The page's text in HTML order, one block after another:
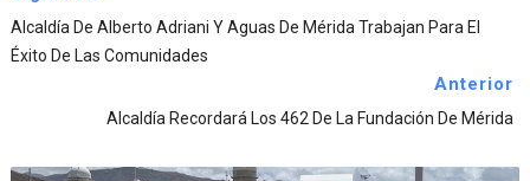
Alcaldía De Alberto Adriani Y Aguas De Mérida Trabajan Para El
Éxito De Las Comunidades
Anterior
Alcaldía Recordará Los 462 De La Fundación De Mérida